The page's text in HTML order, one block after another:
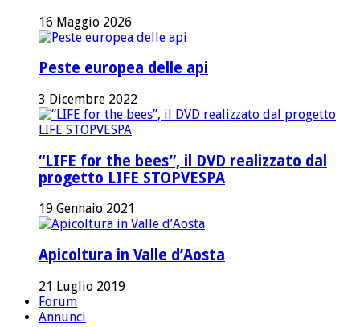
16 Maggio 2026
Peste europea delle api
3 Dicembre 2022
“LIFE for the bees”, il DVD realizzato dal
progetto LIFE STOPVESPA
19 Gennaio 2021
Apicoltura in Valle d’Aosta
21 Luglio 2019
Forum
Annunci